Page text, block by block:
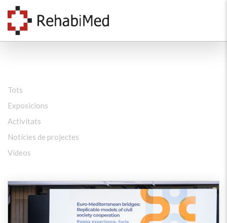
Tots
Exposicions
Activitats
Notícies de projectes
Vídeos